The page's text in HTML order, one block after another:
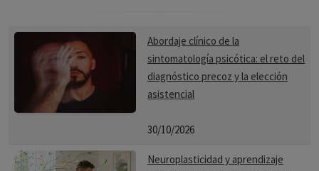
Abordaje clínico de la
sintomatología psicótica: el reto del
diagnóstico precoz y la elección
asistencial
30/10/2026
Neuroplasticidad y aprendizaje